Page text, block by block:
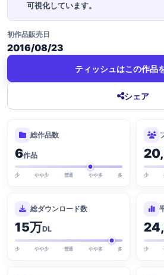
可視化しています。
初作品販売日
2016/08/23
シェア
ティッシュはこの作品
総作品数
6作品
少 やや少 普通 やや多 多 少
総ダウンロード数
15万DL
少 やや少 普通 やや多 多 少